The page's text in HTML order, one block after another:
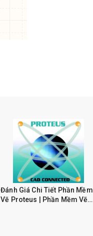
Đánh Giá Chi Tiết Phần Mềm
Vẽ Proteus | Phần Mềm Vẽ